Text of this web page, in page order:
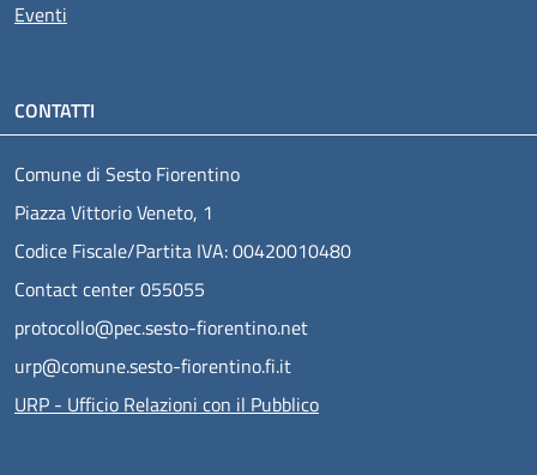
Eventi
CONTATTI
Comune di Sesto Fiorentino
Piazza Vittorio Veneto, 1
Codice Fiscale/Partita IVA: 00420010480
Contact center 055055
protocollo@pec.sesto-fiorentino.net
urp@comune.sesto-fiorentino.fi.it
URP - Ufficio Relazioni con il Pubblico